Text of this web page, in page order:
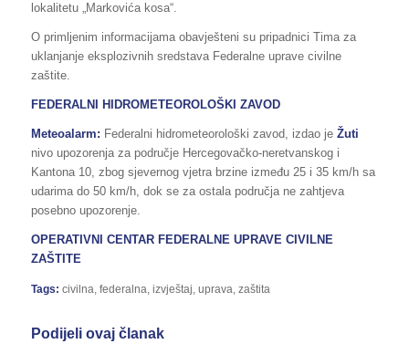
lokalitetu „Markovića kosa“.
O primljenim informacijama obavješteni su pripadnici Tima za
uklanjanje eksplozivnih sredstava Federalne uprave civilne
zaštite.
FEDERALNI HIDROMETEOROLOŠKI ZAVOD
Meteoalarm: Federalni hidrometeorološki zavod, izdao je Žuti
nivo upozorenja za područje Hercegovačko-neretvanskog i
Kantona 10, zbog sjevernog vjetra brzine između 25 i 35 km/h sa
udarima do 50 km/h, dok se za ostala područja ne zahtjeva
posebno upozorenje.
OPERATIVNI CENTAR FEDERALNE UPRAVE CIVILNE
ZAŠTITE
Tags: civilna federalna izvještaj uprava zaštita
Podijeli ovaj članak